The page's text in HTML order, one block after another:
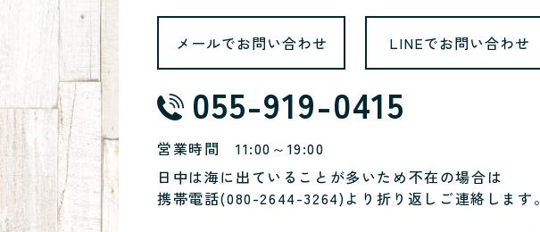
メールでお問い合わせ LINEでお問い合わせ
055-919-0415
営業時間 11:00～19:00
日中は海に出ていることが多いため不在の場合は
携帯電話(080-2644-3264)より折り返しご連絡します。